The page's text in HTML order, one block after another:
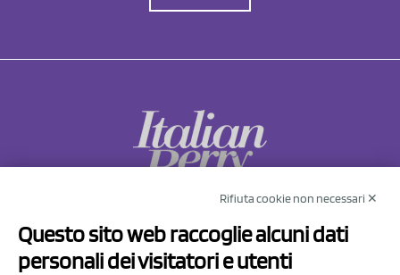
Via Prov.le Sassuolo Vignola 315/1
41057 Spilamberto (MO)
Rifiuta cookie non necessari ✕
Questo sito web raccoglie alcuni dati
personali dei visitatori e utenti